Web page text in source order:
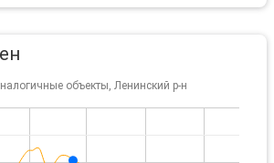
объекты, Ленинский р-н